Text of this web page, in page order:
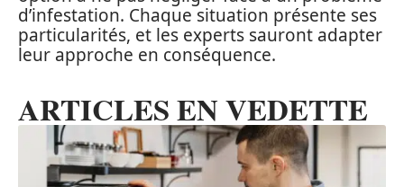
d’infestation. Chaque situation présente ses
particularités, et les experts sauront adapter
leur approche en conséquence.
ARTICLES EN VEDETTE